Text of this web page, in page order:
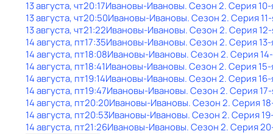
13 августа, чт20:17Ивановы-Ивановы. Сезон 2. Серия
13 августа, чт20:50Ивановы-Ивановы. Сезон 2. Серия
13 августа, чт21:22Ивановы-Ивановы. Сезон 2. Серия
14 августа, пт17:35Ивановы-Ивановы. Сезон 2. Серия
14 августа, пт18:08Ивановы-Ивановы. Сезон 2. Серия
14 августа, пт18:41Ивановы-Ивановы. Сезон 2. Серия
14 августа, пт19:14Ивановы-Ивановы. Сезон 2. Серия
14 августа, пт19:47Ивановы-Ивановы. Сезон 2. Серия
14 августа, пт20:20Ивановы-Ивановы. Сезон 2. Серия
14 августа, пт20:53Ивановы-Ивановы. Сезон 2. Серия
14 августа, пт21:26Ивановы-Ивановы. Сезон 2. Серия